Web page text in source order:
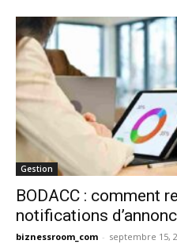
Gestion
BODACC : comment
notifications
biznessroom_com - septembre 15,